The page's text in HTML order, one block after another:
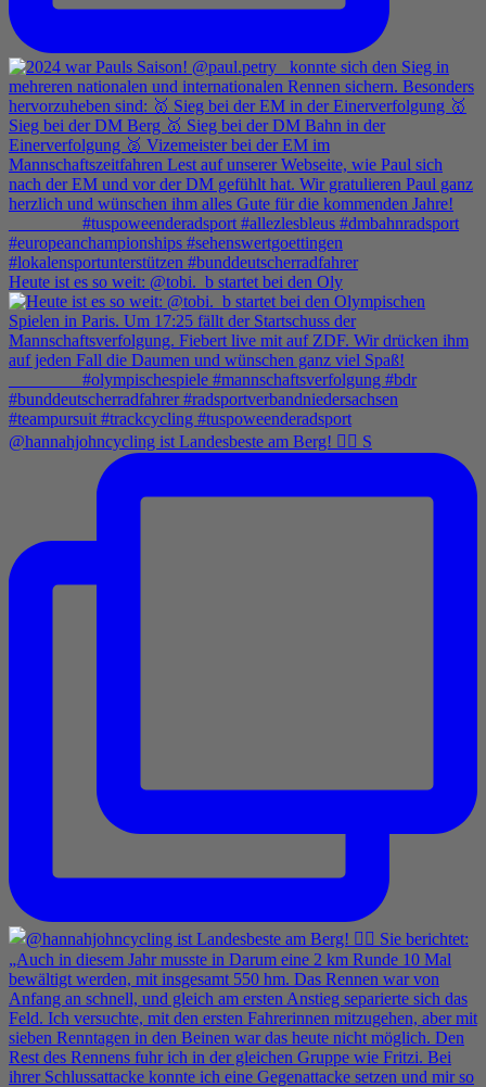
Heute ist es so weit: @tobi._b startet bei den Oly
@hannahjohncycling ist Landesbeste am Berg! 🚵‍♀️ S